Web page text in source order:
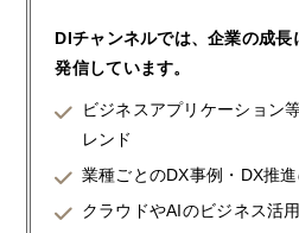
DIチャンネルでは、企業の成
発信しています。
ビジネスアプリケーション
レンド
業種ごとのDX事例・DX推
クラウドやAIのビジネス活